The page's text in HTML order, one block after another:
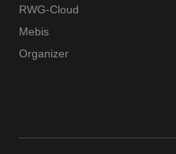
RWG-Cloud
Mebis
Organizer